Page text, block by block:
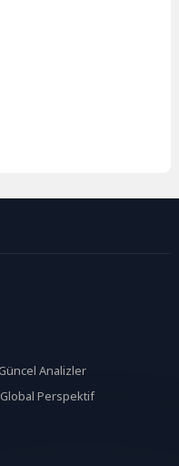
Güncel Analizler
Global Perspektif